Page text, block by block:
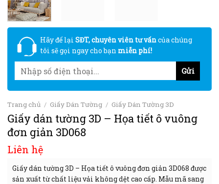
Hãy để lại SĐT, chuyên viên tư vấncủa chúng
tôi sẽ gọi ngay cho bạn miễn phí!
Trang chủ / Giấy Dán Tường / Giấy Dán Tường 3D
Giấy dán tường 3D – Họa tiết ô vuông
đơn giản 3D068
Liên hệ
Giấy dán tường 3D – Họa tiết ô vuông đơn giản 3D068 được
sản xuất từ chất liệu vải không dệt cao cấp. Mẫu mã sang